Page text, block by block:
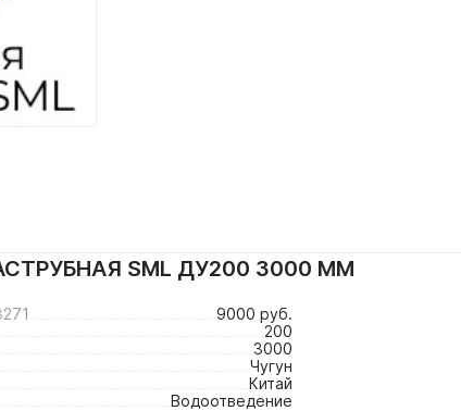
SML ДУ200 3000 ММ
9000 руб.
200
3000
Чугун
Китай
Водоотведение